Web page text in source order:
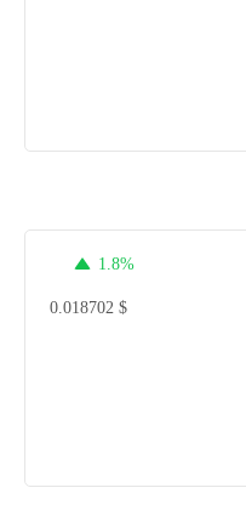
1.8%
$
0.018702